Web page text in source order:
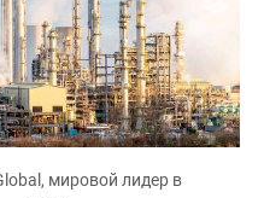
мировой лидер в